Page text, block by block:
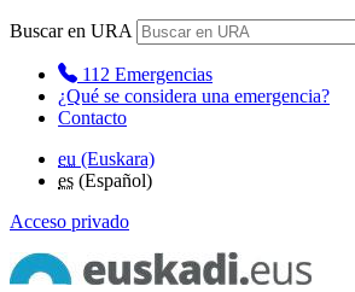
Buscar en URA
112 Emergencias
¿Qué se considera una emergencia?
Contacto
eu (Euskara)
es (Español)
Acceso privado